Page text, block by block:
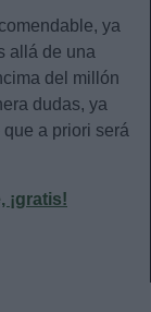
ya
allá de una
del millón
dudas, ya
a priori será
¡gratis!